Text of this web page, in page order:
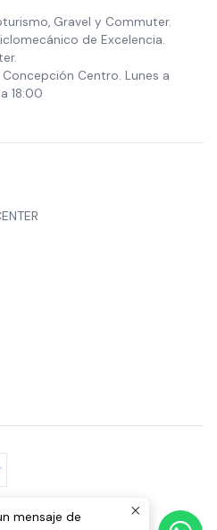
Gravel y Commuter.
de Excelencia.
Centro. Lunes a
18:00
mensaje de